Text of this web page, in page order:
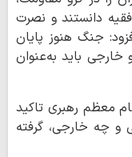
دانستند و نصرت
جنگ هنوز پایان
خارجی باید به‌عنوان
معظم رهبری تاکید
و چه خارجی، گرفته